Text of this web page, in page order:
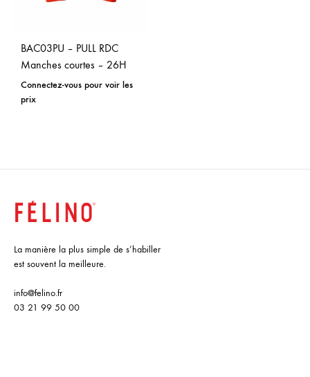
BAC03PU – PULL RDC
Manches courtes – 26H
Connectez-vous pour voir les
prix
La manière la plus simple de s’habiller
est souvent la meilleure.
info@felino.fr
03 21 99 50 00